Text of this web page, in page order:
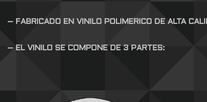
– FABRICADO EN VINILO POLIMERICO DE ALTA
– EL VINILO SE COMPONE DE 3 PARTES: